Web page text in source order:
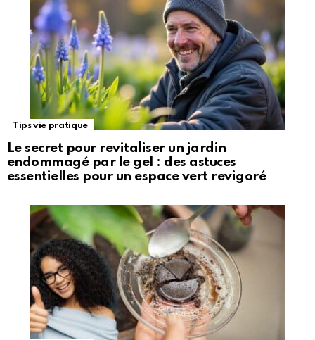
Tips vie pratique
Le secret pour revitaliser un jardin
endommagé par le gel : des astuces
essentielles pour un espace vert revigoré